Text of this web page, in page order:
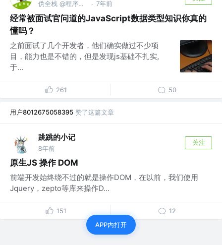
伪全栈 @程序员成长指北 · 7年前
经常被面试官问道的JavaScript数据类型知识你真的
懂吗？
之前面试了几个开发者，他们确实做过不少项
目，能力也是不错的，但是发现js基础不扎实,
于...
261 50
用户8012675058395 赞了这篇文章
跳跳的小记
8年前
关注
原生JS 操作 DOM
前端开发始终绕不过的就是操作DOM，在以前，我们使用
Jquery，zepto等库来操作D...
151
12
APP内打开